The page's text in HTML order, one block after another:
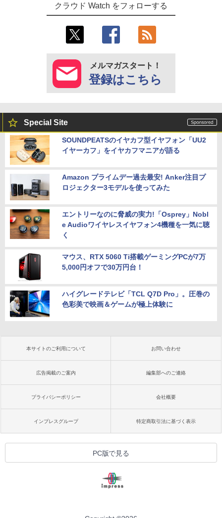
クラウド Watch をフォローする
メルマガスタート！
登録はこちら
Special Site
SOUNDPEATSのイヤカフ型イヤフォン「UU2
イヤーカフ」をイヤカフマニアが語る
Amazon プライムデー過去最安! Anker注目プ
ロジェクター3モデルを使ってみた
エントリーなのに脅威の実力!「Osprey」Nobl
e Audioワイヤレスイヤフォン4機種を一気に聴
く
マウス、RTX 5060 Ti搭載ゲーミングPCが7万
5,000円オフで30万円台！
ハイグレードテレビ「TCL Q7D Pro」。圧巻の
色彩美で映画＆ゲームが極上体験に
本サイトのご利用について お問い合わせ
広告掲載のご案内 編集部へのご連絡
プライバシーポリシー 会社概要
インプレスグループ 特定商取引法に基づく表示
PC版で見る